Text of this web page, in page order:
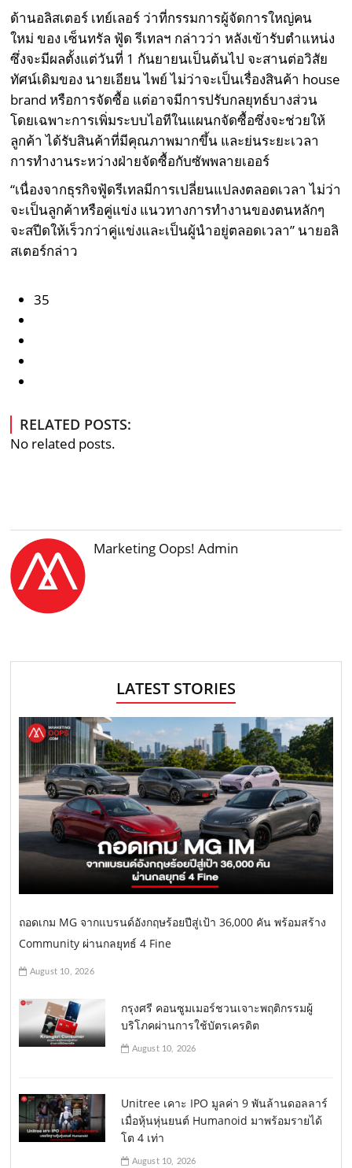
ด้านอลิสเตอร์ เทย์เลอร์ ว่าที่กรรมการผู้จัดการใหญ่คน
ใหม่ ของ เซ็นทรัล ฟู้ด รีเทลฯ กล่าวว่า หลังเข้ารับตำแหน่ง
ซึ่งจะมีผลตั้งแต่วันที่ 1 กันยายนเป็นต้นไป จะสานต่อวิสัย
ทัศน์เดิมของ นายเอียน ไพย์ ไม่ว่าจะเป็นเรื่องสินค้า house
brand หรือการจัดซื้อ แต่อาจมีการปรับกลยุทธ์บางส่วน
โดยเฉพาะการเพิ่มระบบไอทีในแผนกจัดซื้อซึ่งจะช่วยให้
ลูกค้า ได้รับสินค้าที่มีคุณภาพมากขึ้น และย่นระยะเวลา
การทำงานระหว่างฝ่ายจัดซื้อกับซัพพลายเออร์
“เนื่องจากธุรกิจฟู้ดรีเทลมีการเปลี่ยนแปลงตลอดเวลา ไม่ว่า
จะเป็นลูกค้าหรือคู่แข่ง แนวทางการทำงานของตนหลักๆ
จะสปีดให้เร็วกว่าคู่แข่งและเป็นผู้นำอยู่ตลอดเวลา” นายอลิ
สเตอร์กล่าว
35
RELATED POSTS:
No related posts.
Marketing Oops! Admin
LATEST STORIES
ถอดเกม MG จากแบรนด์อังกฤษร้อยปีสู่เป้า 36,000 คัน พร้อมสร้าง
Community ผ่านกลยุทธ์ 4 Fine
August 10, 2026
กรุงศรี คอนซูมเมอร์ชวนเจาะพฤติกรรมผู้
บริโภคผ่านการใช้บัตรเครดิต
August 10, 2026
Unitree เคาะ IPO มูลค่า 9 พันล้านดอลลาร์
เมื่อหุ้นหุ่นยนต์ Humanoid มาพร้อมรายได้
โต 4 เท่า
August 10, 2026